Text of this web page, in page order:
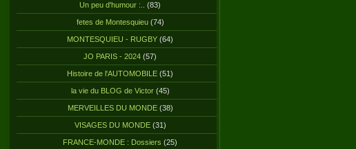
Un peu d'humour :.. (83)
fetes de Montesquieu(74)
MONTESQUIEU - RUGBY (64)
JO PARIS - 2024 (57)
Histoire de l'AUTOMOBILE (51)
la vie du BLOG de Victor(45)
MERVEILLES DU MONDE(38)
VISAGES DU MONDE(31)
FRANCE-MONDE : Dossiers (25)